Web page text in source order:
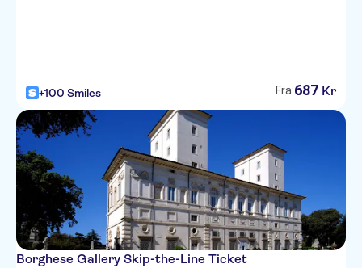
+100 Smiles Fra:687 Kr
Borghese Gallery Skip-the-Line Ticket